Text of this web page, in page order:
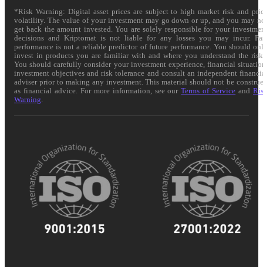
*Risk Warning: Digital asset prices are subject to high market risk and
volatility. The value of your investment may go down or up, and you may
get back the amount invested. You are solely responsible for your
decisions and Kriptomat is not liable for any losses you may incur.
performance is not a reliable predictor of future performance. You should
invest in products you are familiar with and where you understand the
You should carefully consider your investment experience, financial
investment objectives and risk tolerance and consult an independent
adviser prior to making any investment. This material should not be
as financial advice. For more information, see ourTerms of Service and
Warning